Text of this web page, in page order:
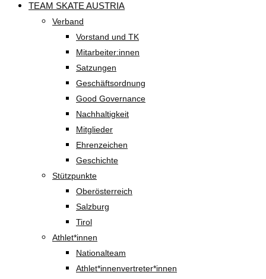
TEAM SKATE AUSTRIA
Verband
Vorstand und TK
Mitarbeiter:innen
Satzungen
Geschäftsordnung
Good Governance
Nachhaltigkeit
Mitglieder
Ehrenzeichen
Geschichte
Stützpunkte
Oberösterreich
Salzburg
Tirol
Athlet*innen
Nationalteam
Athlet*innenvertreter*innen